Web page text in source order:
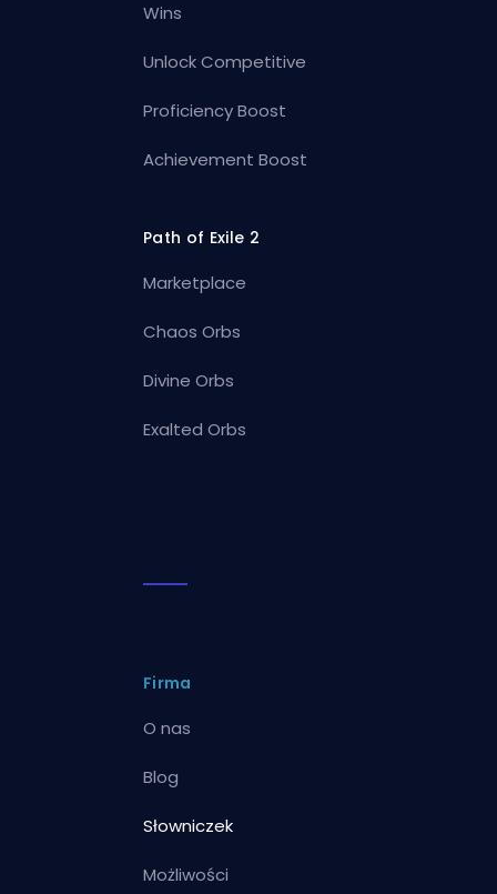
Wins
Unlock Competitive
Proficiency Boost
Achievement Boost
Path of Exile 2
Marketplace
Chaos Orbs
Divine Orbs
Exalted Orbs
Firma
O nas
Blog
Słowniczek
Możliwości